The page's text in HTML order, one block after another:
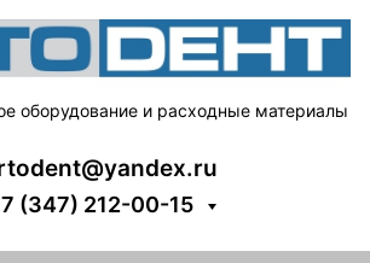
оборудование и расходные материалы
(347) 212-00-15